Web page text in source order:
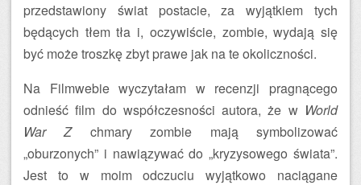
przedstawiony świat postacie, za wyjątkiem tych
będących tłem tła i, oczywiście, zombie, wydają się
być może troszkę zbyt prawe jak na te okoliczności.
Na Filmwebie wyczytałam w recenzji pragnącego
odnieść film do współczesności autora, że w World
War Zchmary zombie mają symbolizować
„oburzonych” i nawiązywać do „kryzysowego świata”.
Jest to w moim odczuciu wyjątkowo naciągane